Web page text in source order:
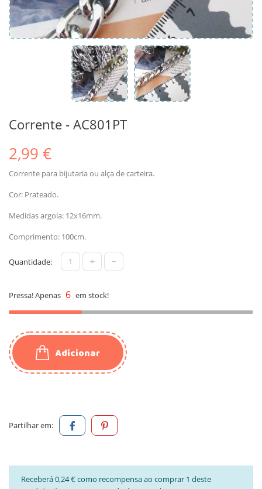
Corrente - AC801PT
2,99 €
Corrente para bijutaria ou alça de carteira.
Cor: Prateado.
Medidas argola: 12x16mm.
Comprimento: 100cm.
Quantidade: + -
Pressa! Apenas 6 em stock!
Adicionar
Partilhar em:
Receberá 0,24 € como recompensa ao comprar 1 deste